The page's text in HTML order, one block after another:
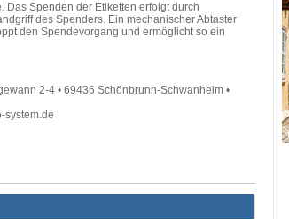
Das Spenden der Etiketten erfolgt durch
des Spenders. Ein mechanischer Abtaster
den Spendevorgang und ermöglicht so ein
2-4 • 69436 Schönbrunn-Schwanheim •
system.de